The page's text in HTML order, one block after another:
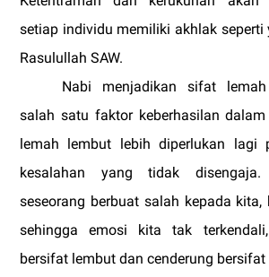
setiap individu memiliki akhlak seperti
Rasulullah SAW.
Nabi menjadikan sifat
salah satu faktor keberhasilan
lemah lembut lebih diperlukan lagi
kesalahan yang tidak disengaja.
seseorang berbuat salah kepada kita,
sehingga emosi kita tak
bersifat lembut dan cenderung bersifat